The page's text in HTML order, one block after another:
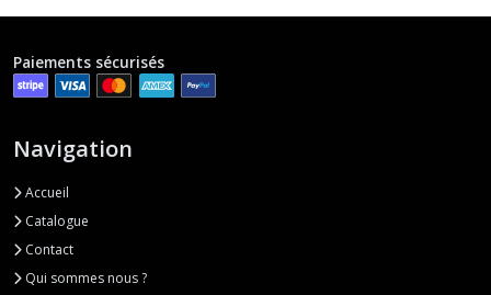
Paiements sécurisés
Navigation
Accueil
Catalogue
Contact
Qui sommes nous ?